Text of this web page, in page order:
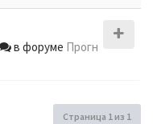
в форуме Прогн
Страница 1из 1